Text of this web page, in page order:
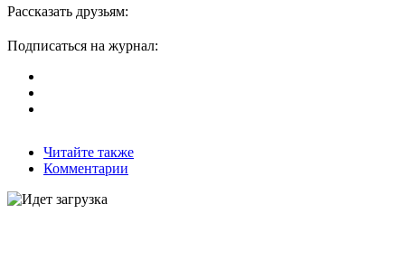
Рассказать друзьям:
Подписаться на журнал:
Читайте также
Комментарии